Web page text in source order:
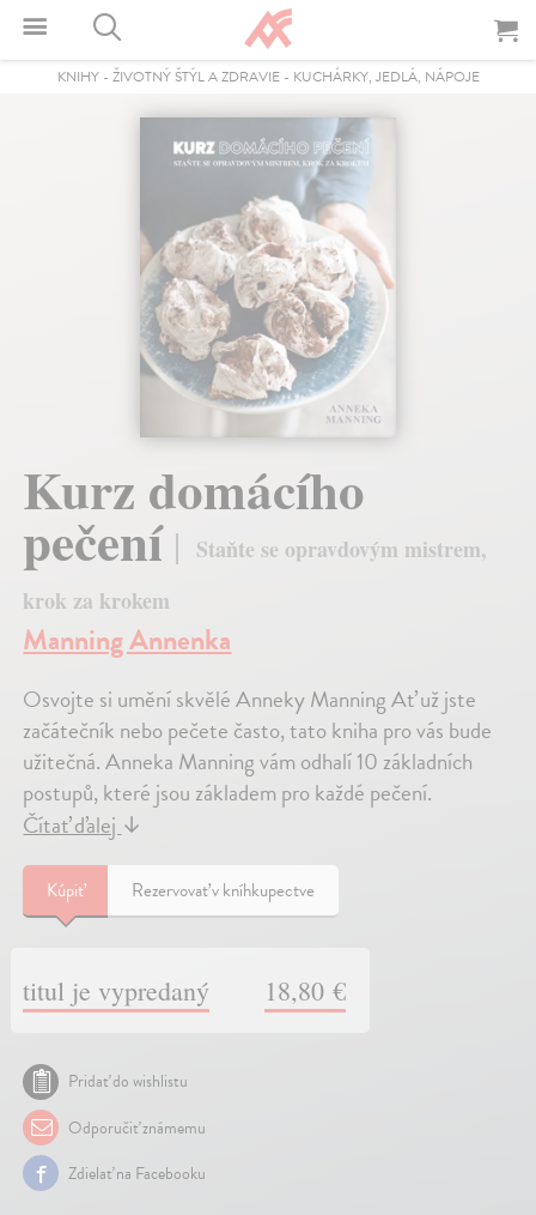
KNIHY- ŽIVOTNÝ ŠTÝL A ZDRAVIE- KUCHÁRKY, JEDLÁ, NÁPOJE
Kurz domácího
pečení
Staňte se opravdovým mistrem,
krok za krokem
Manning Annenka
Osvojte si umění skvělé Anneky Manning Ať už jste
začátečník nebo pečete často, tato kniha pro vás bude
užitečná. Anneka Manning vám odhalí 10 základních
postupů, které jsou základem pro každé pečení.
Čítať ďalej↓
Kúpiť Rezervovať v kníhkupectve
titul je vypredaný 18,80 €
Pridať do wishlistu
Odporučiť známemu
Zdielať na Facebooku